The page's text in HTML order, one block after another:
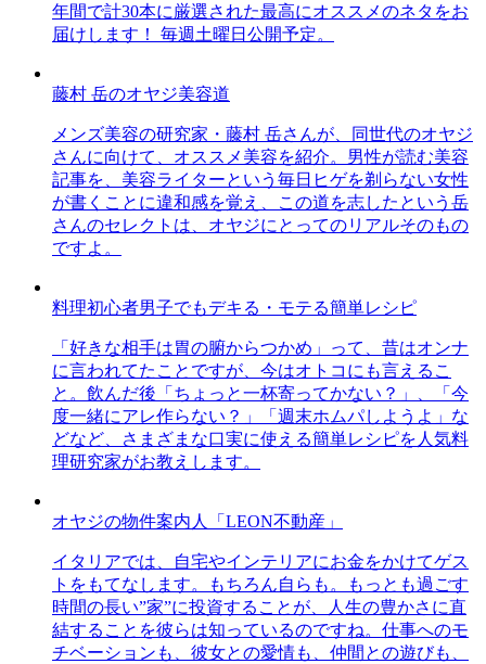
年間で計30本に厳選された最高にオススメのネタをお
届けします！ 毎週土曜日公開予定。
藤村 岳のオヤジ美容道
メンズ美容の研究家・藤村 岳さんが、同世代のオヤジ
さんに向けて、オススメ美容を紹介。男性が読む美容
記事を、美容ライターという毎日ヒゲを剃らない女性
が書くことに違和感を覚え、この道を志したという岳
さんのセレクトは、オヤジにとってのリアルそのもの
ですよ。
料理初心者男子でもデキる・モテる簡単レシピ
「好きな相手は胃の腑からつかめ」って、昔はオンナ
に言われてたことですが、今はオトコにも言えるこ
と。飲んだ後「ちょっと一杯寄ってかない？」、「今
度一緒にアレ作らない？」「週末ホムパしようよ」な
どなど、さまざまな口実に使える簡単レシピを人気料
理研究家がお教えします。
オヤジの物件案内人「LEON不動産」
イタリアでは、自宅やインテリアにお金をかけてゲス
トをもてなします。もちろん自らも。もっとも過ごす
時間の長い”家”に投資することが、人生の豊かさに直
結することを彼らは知っているのですね。仕事へのモ
チベーションも、彼女との愛情も、仲間との遊びも、